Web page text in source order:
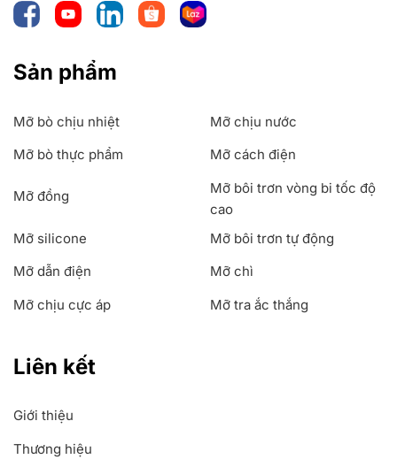
Sản phẩm
Mỡ bò chịu nhiệt
Mỡ chịu nước
Mỡ bò thực phẩm
Mỡ cách điện
Mỡ đồng
Mỡ bôi trơn vòng bi tốc độ
cao
Mỡ silicone
Mỡ bôi trơn tự động
Mỡ dẫn điện
Mỡ chì
Mỡ chịu cực áp
Mỡ tra ắc thắng
Liên kết
Giới thiệu
Thương hiệu